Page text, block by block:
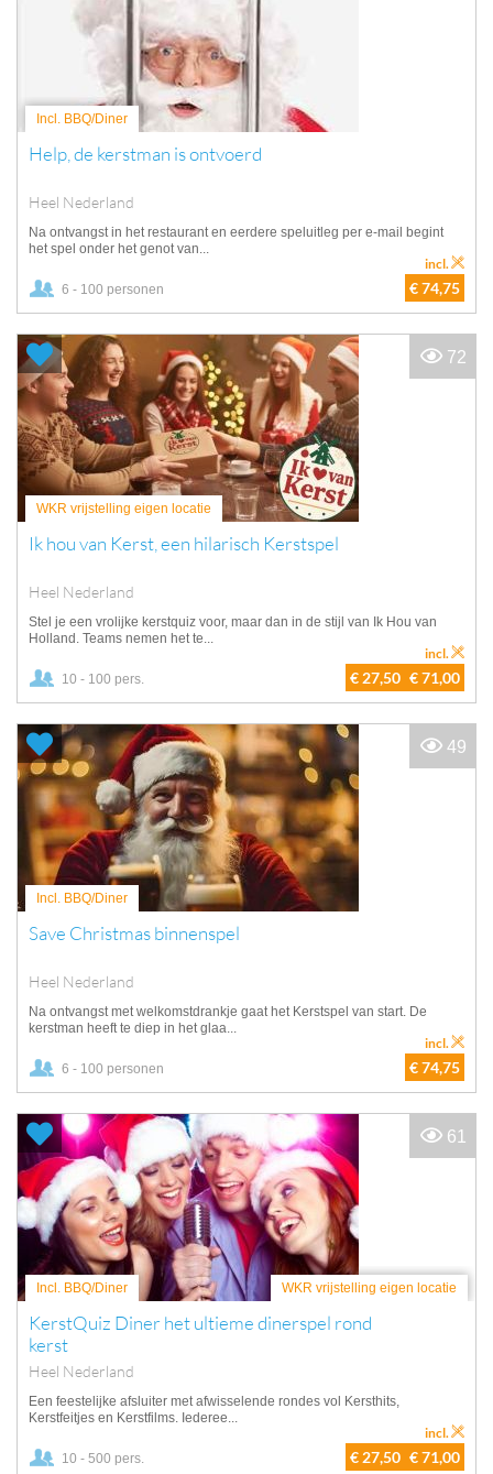
Incl. BBQ/Diner
Help, de kerstman is ontvoerd
Heel Nederland
Na ontvangst in het restaurant en eerdere speluitleg per e-mail begint
het spel onder het genot van...
6 - 100 personen € 74,75
incl.
WKR vrijstelling eigen locatie
Ik hou van Kerst, een hilarisch Kerstspel
Heel Nederland
Stel je een vrolijke kerstquiz voor, maar dan in de stijl van Ik Hou van
Holland. Teams nemen het te...
10 - 100 pers. € 27,50 € 71,00
incl.
72
Incl. BBQ/Diner
Save Christmas binnenspel
Heel Nederland
Na ontvangst met welkomstdrankje gaat het Kerstspel van start. De
kerstman heeft te diep in het glaa...
6 - 100 personen € 74,75
incl.
49
Incl. BBQ/Diner WKR vrijstelling eigen locatie
KerstQuiz Diner het ultieme dinerspel rond
kerst
Heel Nederland
Een feestelijke afsluiter met afwisselende rondes vol Kersthits,
Kerstfeitjes en Kerstfilms. Iederee...
10 - 500 pers. € 27,50 € 71,00
incl.
61